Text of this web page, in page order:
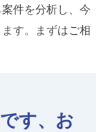
件を分析し、今
す。まずはご相
す、お